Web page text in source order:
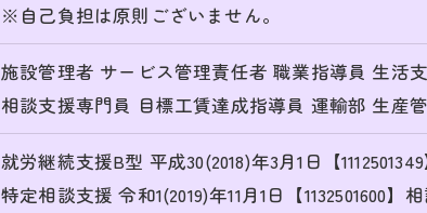
※自己負担は原則ございません。
施設管理者 サービス管理責任者 職業指導員 生活
相談支援専門員 目標工賃達成指導員 運輸部 生産
就労継続支援B型 平成30(2018)年3月1日【
特定相談支援 令和1(2019)年11月1日【1132501600】